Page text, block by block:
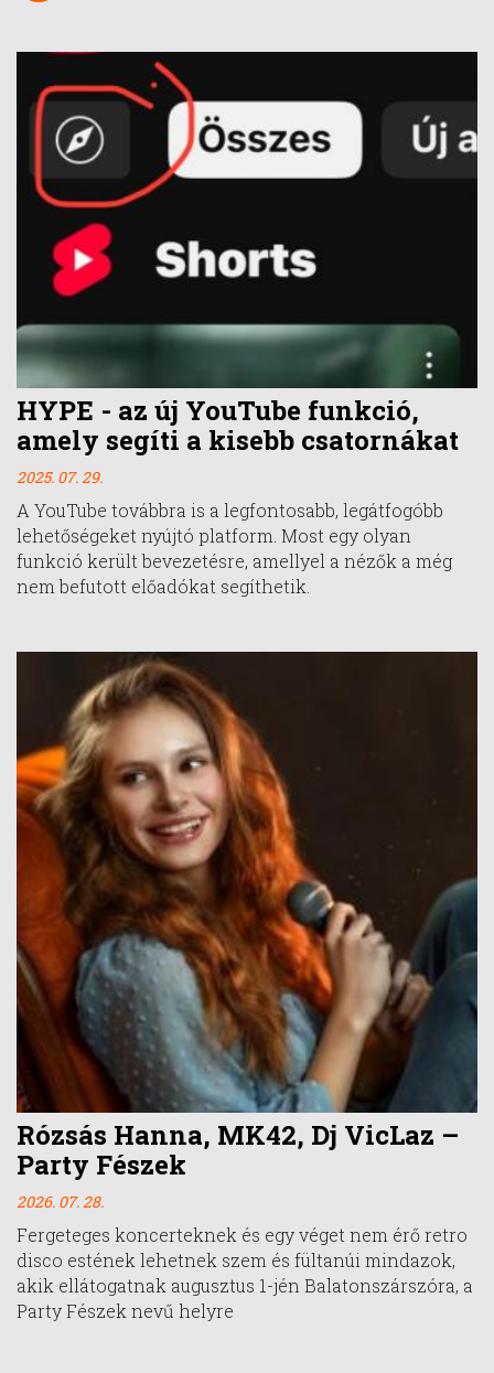
HYPE - az új YouTube funkció,
amely segíti a kisebb csatornákat
2025. 07. 29.
A YouTube továbbra is a legfontosabb, legátfogóbb
lehetőségeket nyújtó platform. Most egy olyan
funkció került bevezetésre, amellyel a nézők a még
nem befutott előadókat segíthetik.
Rózsás Hanna, MK42, Dj VicLaz –
Party Fészek
2026. 07. 28.
Fergeteges koncerteknek és egy véget nem érő retro
disco estének lehetnek szem és fültanúi mindazok,
akik ellátogatnak augusztus 1-jén Balatonszárszóra, a
Party Fészek nevű helyre